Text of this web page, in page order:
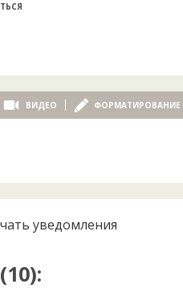
ВИДЕО ФОРМАТИРОВАНИЕ
уведомления
10):